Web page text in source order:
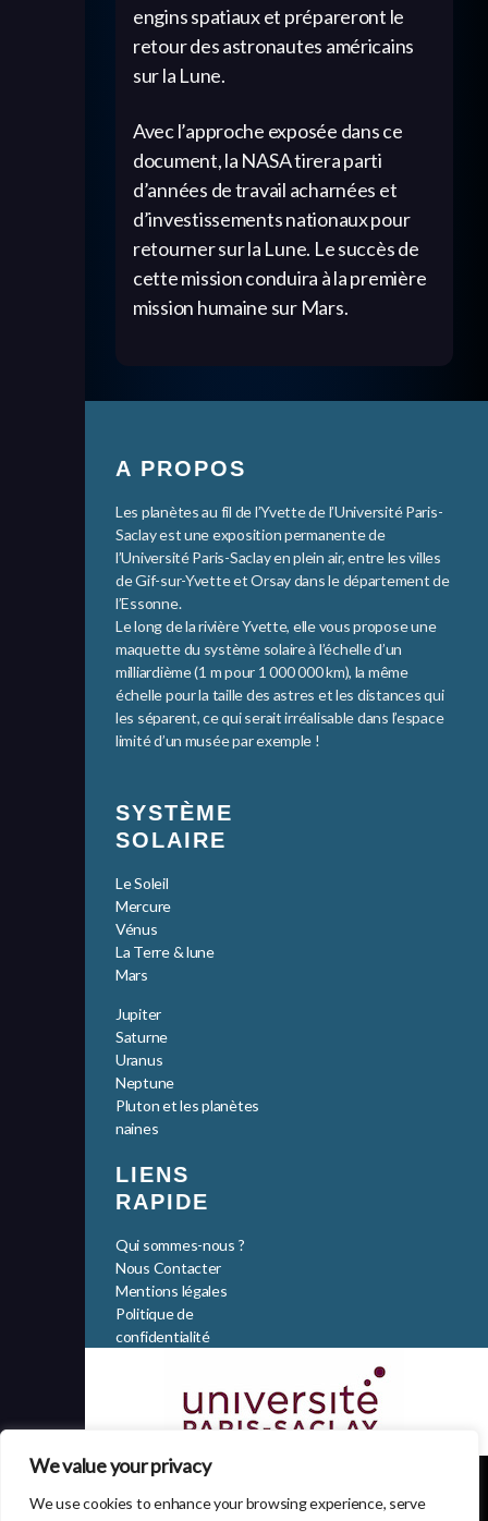
We value your privacy
We use cookies to enhance your browsing experience, serve
engins spatiaux et prépareront le
retour des astronautes américains
sur la Lune.
Avec l’approche exposée dans ce
document, la NASA tirera parti
d’années de travail acharnées et
d’investissements nationaux pour
retourner sur la Lune. Le succès de
cette mission conduira à la première
mission humaine sur Mars.
A PROPOS
Les planètes au fil de l’Yvette de l’Université Paris-
Saclay est une exposition permanente de
l’Université Paris-Saclay en plein air, entre les villes
de Gif-sur-Yvette et Orsay dans le département de
l’Essonne.
Le long de la rivière Yvette, elle vous propose une
maquette du système solaire à l’échelle d’un
milliardième (1 m pour 1 000 000 km), la même
échelle pour la taille des astres et les distances qui
les séparent, ce qui serait irréalisable dans l’espace
limité d’un musée par exemple !
SYSTÈME
SOLAIRE
Le Soleil
Mercure
Vénus
La Terre & lune
Mars
Jupiter
Saturne
Uranus
Neptune
Pluton et les planètes
naines
LIENS
RAPIDE
Qui sommes-nous ?
Nous Contacter
Mentions légales
Politique de
confidentialité
L'Université Paris-Saclay est membre des
Tous droits de reproduction et de diffusion